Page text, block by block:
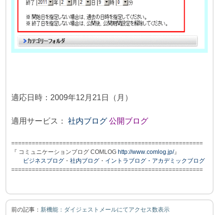
適応日時：2009年12月21日（月）
適用サービス：社内ブログ 公開ブログ
========================================================
『 コミュニケーションブログ COMLOGhttp://www .comlog.jp/』
ビジネスブログ ・社内ブログ ・ イントラブログ ・ アカデミックブログ
========================================================
前の記事： 新機能：ダイジェストメールにてアクセス数表示